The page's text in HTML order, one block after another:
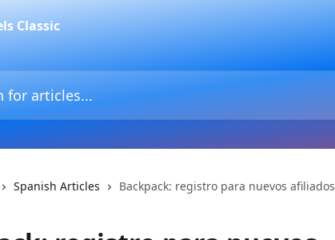
Spanish Articles Backpack: registro para nuevos afiliados